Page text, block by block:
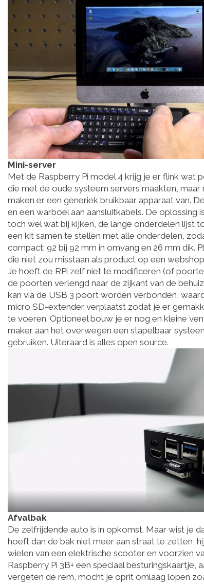
Mini-server
Met de Raspberry Pi model 4 krijg je er flink wat
die met de oude systeem servers maakten,
maken er een generiek bruikbaar apparaat van.
en een warboel aan aansluitkabels. De oplossing
toch wel wat bij kijken, de lange onderdelen lijst
een kit samen te stellen met alle onderdelen,
compact: 92 bij 92 mm in omvang en 26 mm
die niet zou misstaan als product op een
Je hoeft de RPi zelf niet te modificeren (of
de poorten verlengd naar de zijkant van de
kan via de USB 3 poort worden verbonden,
micro SD-extender verplaatst zodat je er
te voeren. Optioneel bouw je er nog en kleine
maker aan het overwegen een stapelbaar
gebruiken. Uiteraard is alles open source.
Afvalbak
De zelfrijdende auto is in opkomst. Maar wist je
hoeft dan de bak niet meer aan straat te zetten,
wielen van een elektrische scooter en voorzien
Raspberry Pi 3B+ een speciaal
vergeten de rem, mocht je oprit omlaag lopen